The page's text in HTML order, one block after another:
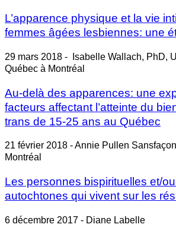
L’apparence physique et la vie
femmes âgées lesbiennes: une
29 mars 2018 - Isabelle Wallach, PhD,
Québec à Montréal
Au-delà des apparences: une
facteurs affectant l’atteinte du
trans de 15-25 ans au Québec
21 février 2018 - Annie Pullen
Montréal
Les personnes bispirituelles et/
autochtones qui vivent sur les
6 décembre 2017 - Diane Labelle